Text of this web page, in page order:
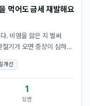
먹어도 금세 재발해요
. 비염을 앓은 지 벌써
기가 오면 증상이 심하게
채기가 10회 이상 연달아
비 자체가 힘들
개선
1
답변